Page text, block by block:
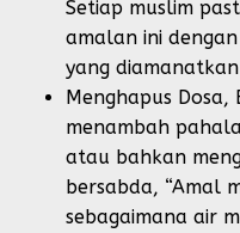
Setiap muslim
amalan ini
yang
Menghapus
menambah
atau bahkan
bersabda, “Amal
sebagaimana air